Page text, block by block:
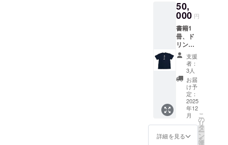
す。 有効期限：
2026年1月から
2026年6月末日
のお名前を書籍
に記載すること
を希望される場
合は、備考欄に
お名前（ペン
ネームも可）を
ご入力くださ
50,
000 円
書籍1
冊、ド
リンク
券2枚、
Tシャツ
1枚 ・
書籍 四
六判
（タテ
18.8cm
×ヨコ
12.8cm
）・100
頁を予
定 ・グ
支援
者：
3人
お届
け予
定：
2025
年12
月
詳細を見る
こ
の
リ
タ
ー
ン
を